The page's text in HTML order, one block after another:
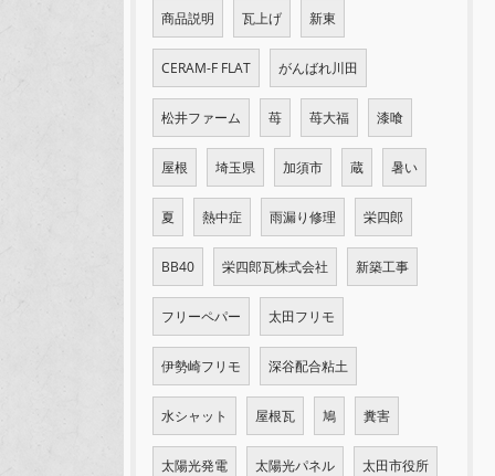
商品説明 瓦上げ 新東
CERAM-F FLAT がんばれ川田
松井ファーム 苺 苺大福 漆喰
屋根 埼玉県 加須市 蔵 暑い
夏 熱中症 雨漏り修理 栄四郎
BB40 栄四郎瓦株式会社 新築工事
フリーペパー 太田フリモ
伊勢崎フリモ 深谷配合粘土
水シャット 屋根瓦 鳩 糞害
太陽光発電 太陽光パネル 太田市役所